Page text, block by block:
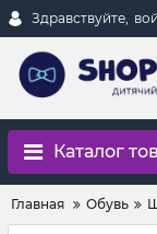
Здравствуйте,
Каталог
Главная Обувь